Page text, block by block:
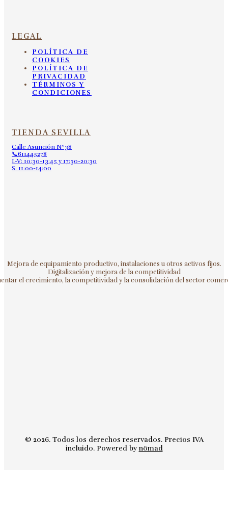
LEGAL
POLÍTICA DE
COOKIES
POLÍTICA DE
PRIVACIDAD
TÉRMINOS Y
CONDICIONES
TIENDA SEVILLA
Calle Asunción Nº38
📞611445278
L-V: 10:30-13:45 y 17:30-20:30
S: 11:00-14:00
Mejora de equipamiento productivo, instalaciones u otros activos fijos.
Digitalización y mejora de la competitividad
el crecimiento, la competitividad y la consolidación del sector
© 2026. Todos los derechos reservados. Precios IVA
incluido. Powered bynömad